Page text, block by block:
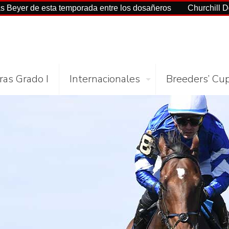
temporada entre los dosañeros Churchill Downs y
Grado I Internacionales Breeders’